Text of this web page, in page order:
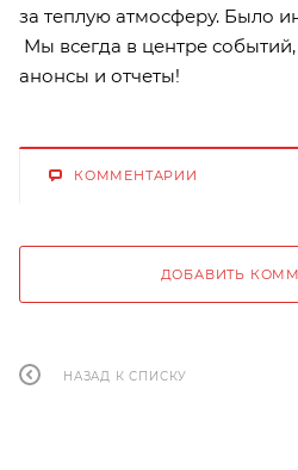
за теплую атмосферу. Было
Мы всегда в центре
анонсы и отчеты!
КОММЕНТАРИИ
ДОБАВИТЬ
НАЗАД К СПИСКУ